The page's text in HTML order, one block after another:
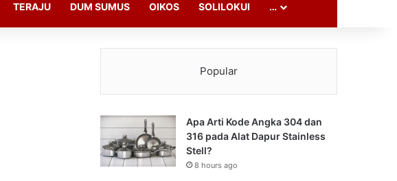
TERAJU DUM SUMUS OIKOS SOLILOKUI …
Popular
Apa Arti Kode Angka 304 dan
316 pada Alat Dapur Stainless
Stell?
8 hours ago